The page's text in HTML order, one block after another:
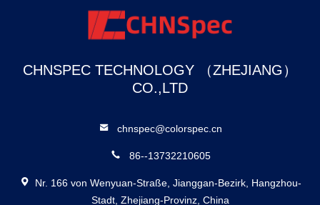
CHNSPEC TECHNOLOGY （ZHEJIANG）
CO.,LTD
chnspec@colorspec.cn
86--13732210605
Nr. 166 von Wenyuan-Straße, Jianggan-Bezirk, Hangzhou-
Stadt, Zhejiang-Provinz, China